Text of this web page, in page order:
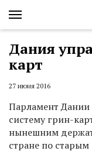
Дания
карт
27 июня 2016
Парламент
систему грин-
нынешним
стране по